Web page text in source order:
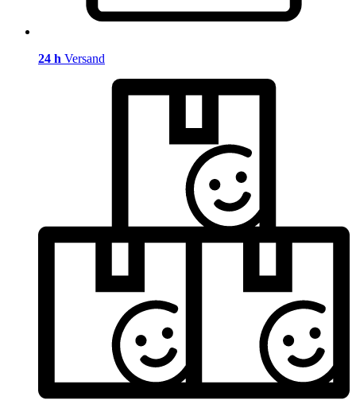
24 h Versand